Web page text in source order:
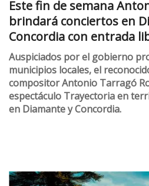
Este fin de semana
brindará conciertos en
Concordia con entrada
Auspiciados por el gobierno
municipios locales, el
compositor Antonio Tarragó
espectáculo Trayectoria en
en Diamante y Concordia.